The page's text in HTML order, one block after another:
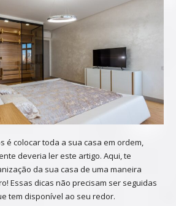
é colocar toda a sua casa em ordem,
deveria ler este artigo. Aqui, te
da sua casa de uma maneira
Essas dicas não precisam ser seguidas
tem disponível ao seu redor.